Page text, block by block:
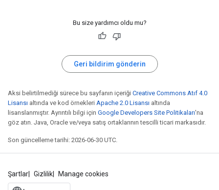
Bu size yardımcı oldu mu?
Geri bildirim gönderin
Aksi belirtilmediği sürece bu sayfanın içeriği Creative Commons Atıf 4.0
Lisansı altında ve kod örnekleri Apache 2.0 Lisansı altında
lisanslanmıştır. Ayrıntılı bilgi için Google Developers Site Politikaları'na
göz atın. Java, Oracle ve/veya satış ortaklarının tescilli ticari markasıdır.
Son güncelleme tarihi: 2026-06-30 UTC.
Şartlar Gizlilik Manage cookies